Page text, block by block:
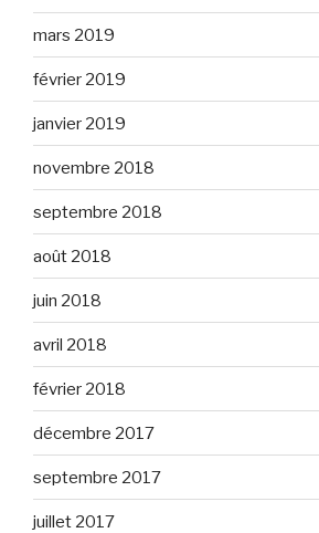
mars 2019
février 2019
janvier 2019
novembre 2018
septembre 2018
août 2018
juin 2018
avril 2018
février 2018
décembre 2017
septembre 2017
juillet 2017